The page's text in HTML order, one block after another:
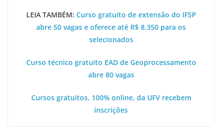
LEIA TAMBÉM: Curso gratuito de extensão do IFSP
abre 50 vagas e oferece até R$ 8.350 para os
selecionados
Curso técnico gratuito EAD de Geoprocessamento
abre 80 vagas
Cursos gratuitos, 100% online, da UFV recebem
inscrições